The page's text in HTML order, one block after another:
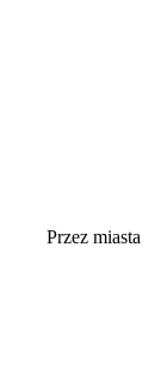
Przez miasta